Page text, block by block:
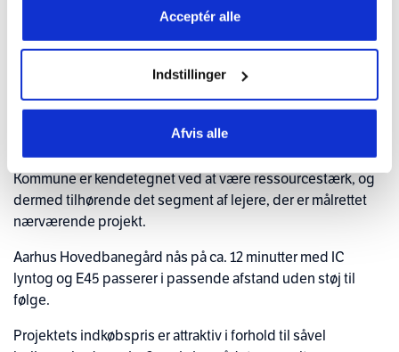
Acceptér alle
Indstillinger
Afvis alle
lejligheder, hvor kvalitet og æstetik er nøgleordene i
ombygningen.
Skanderborg er en by i vækst med en forventet stigning i
indbyggerantallet på cirka 18% frem til 2036, svarende til
Statistikken viser, at den nye borger i Skanderborg
Kommune er kendetegnet ved at være ressourcestærk, og
dermed tilhørende det segment af lejere, der er målrettet
nærværende projekt.
Aarhus Hovedbanegård nås på ca. 12 minutter med IC
lyntog og E45 passerer i passende afstand uden støj til
følge.
Projektets indkøbspris er attraktiv i forhold til såvel